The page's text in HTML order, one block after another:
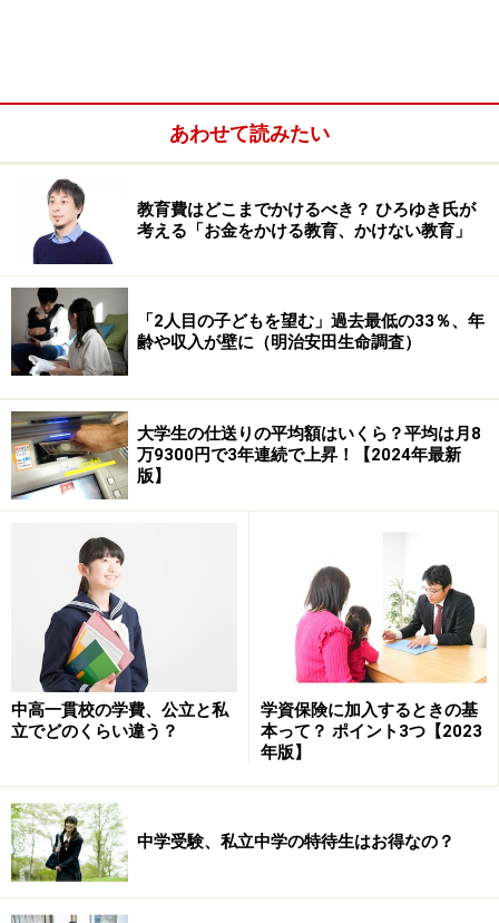
中学校の場合給食費以外、高校の場合はすべての項目に
おいて私立の方が高くなっています。
なお公立中高一貫校のうち一部の学校では、一般の公立
中学よりも、ある程度カリキュラムが自由に組め、教材
費や海外研修などにお金がかかるなど、データと金額が
大きく異なることもあります。しかしそれでも私立中高
一貫校よりは、格段に低い費用で済むといえるでしょ
う。そこで、都立の学校を例に、公立中高一貫校の学費
を紹介します。
都立中高一貫校の学費例
全国にある公立中高一貫校は、地域や学校によって学費
が異なるため、ここではホームページ上に学費の目安を
掲載している都立中高一貫校から2校ほど紹介します。
あわせて読みたい
教育費はどこまでかけるべき？ ひろゆき氏が
考える「お金をかける教育、かけない教育」
「2人目の子どもを望む」過去最低の33％、年
齢や収入が壁に（明治安田生命調査）
大学生の仕送りの平均額はいくら？平均は月8
万9300円で3年連続で上昇！【2024年最新
版】
中高一貫校の学費、公立と私
立でどのくらい違う？
学資保険に加入するときの基
本って？ ポイント3つ【2023
年版】
中学受験、私立中学の特待生はお得なの？